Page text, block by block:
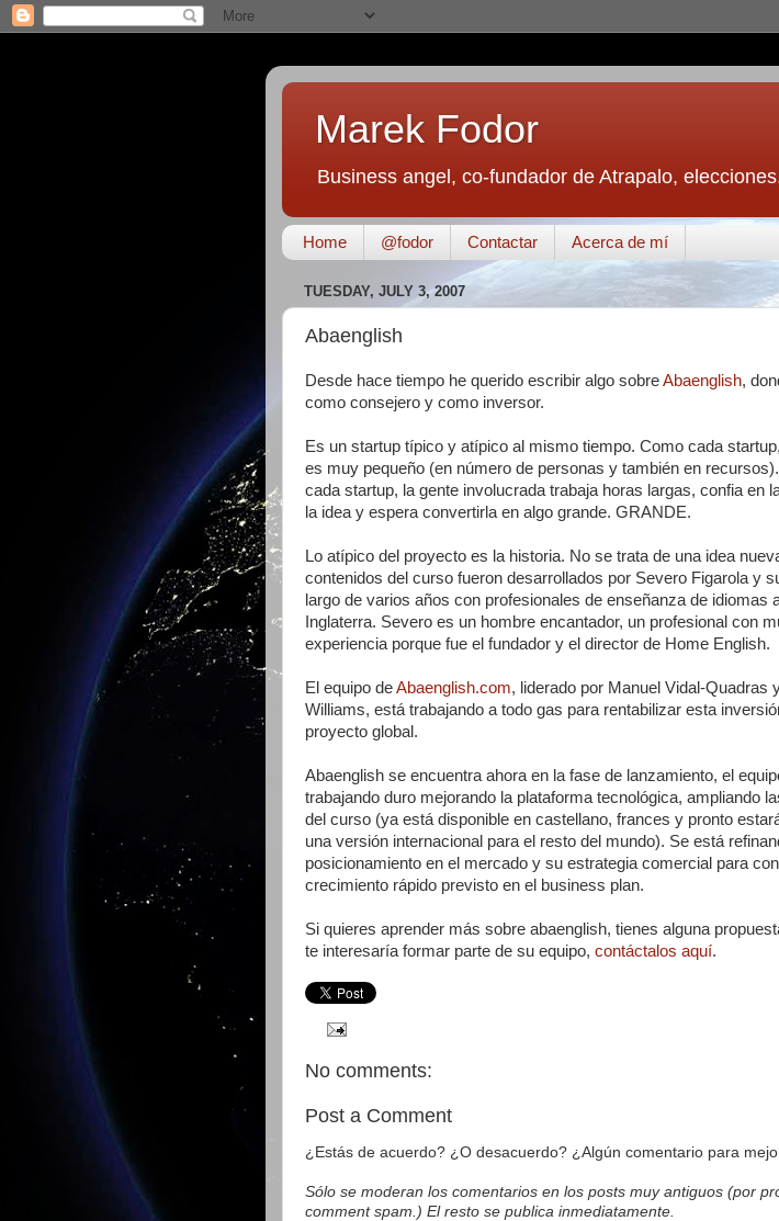
Marek Fodor
Business angel, co-fundador de Atrapalo,
Home @fodor Contactar Acerca de mí
TUESDAY, JULY 3, 2007
Abaenglish
Desde hace tiempo he querido escribir algo sobreAbaenglish,
como consejero y como inversor.
Es un startup típico y atípico al mismo tiempo. Como cada
es muy pequeño (en número de personas y también en
cada startup, la gente involucrada trabaja horas largas, confia en
la idea y espera convertirla en algo grande. GRANDE.
Lo atípico del proyecto es la historia. No se trata de una idea
contenidos del curso fueron desarrollados por Severo Figarola y
largo de varios años con profesionales de enseñanza de idiomas
Inglaterra. Severo es un hombre encantador, un profesional con
experiencia porque fue el fundador y el director de Home English.
El equipo deAbaenglish.com, liderado por Manuel Vidal-Quadras
Williams, está trabajando a todo gas para rentabilizar esta
proyecto global.
Abaenglish se encuentra ahora en la fase de lanzamiento, el
trabajando duro mejorando la plataforma tecnológica, ampliando
del curso (ya está disponible en castellano, frances y pronto
una versión internacional para el resto del mundo). Se está
posicionamiento en el mercado y su estrategia comercial para
crecimiento rápido previsto en el business plan.
Si quieres aprender más sobre abaenglish, tienes alguna
te interesaría formar parte de su equipo, contáctalos aquí.
No comments:
Post a Comment
¿Estás de acuerdo? ¿O desacuerdo? ¿Algún comentario para
Sólo se moderan los comentarios en los posts muy antiguos (por
comment spam.) El resto se publica inmediatamente.